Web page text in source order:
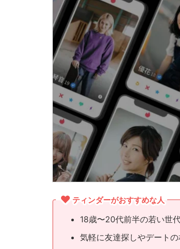
ティンダーがおすすめな人
18歳〜20代前半の若い世
気軽に友達探しやデート